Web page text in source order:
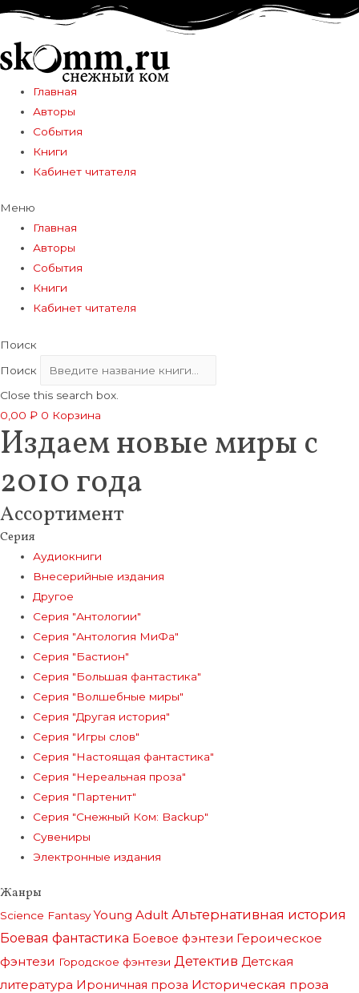
Главная
Авторы
События
Книги
Кабинет читателя
Меню
Главная
Авторы
События
Книги
Кабинет читателя
Поиск
Поиск
Close this search box.
0,00 ₽ 0 Корзина
Издаем новые миры с
2010 года
Ассортимент
Серия
Аудиокниги
Внесерийные издания
Другое
Серия "Антологии"
Серия "Антология МиФа"
Серия "Бастион"
Серия "Большая фантастика"
Серия "Волшебные миры"
Серия "Другая история"
Серия "Игры слов"
Серия "Настоящая фантастика"
Серия "Нереальная проза"
Серия "Партенит"
Серия "Снежный Ком: Backup"
Сувениры
Электронные издания
Жанры
Science Fantasy Young Adult Альтернативная история
Боевая фантастика Боевое фэнтези Героическое
фэнтези Городское фэнтези Детектив Детская
литература Ироничная проза Историческая проза